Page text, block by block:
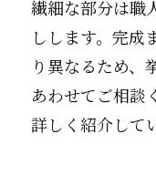
繊細な部分は職
しします。完成
り異なるため、
あわせてご相談
詳しく紹介して